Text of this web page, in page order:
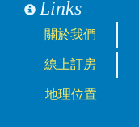
Links
關於我們
線上訂房
地理位置